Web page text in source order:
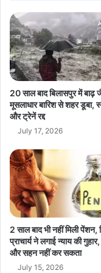
latest news
पी
ने
मा
री
बा
जी
न
:
1
2
लो
गों
प
र
5
की
रो
क
,
9
0
ला
ख
का
20 साल बाद बिलासपुर में बाढ़
मूसलाधार बारिश से शहर डूबा,
और ट्रेनें रद्द
July 17, 2026
2 साल बाद भी नहीं मिली पेंशन,
प्राचार्य ने लगाई न्याय की
और सहन नहीं कर सकता
July 15, 2026